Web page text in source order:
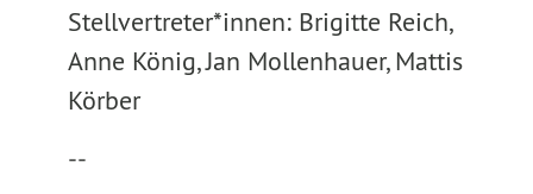
Stellvertreter*innen: Brigitte Reich,
Anne König, Jan Mollenhauer, Mattis
Körber
--